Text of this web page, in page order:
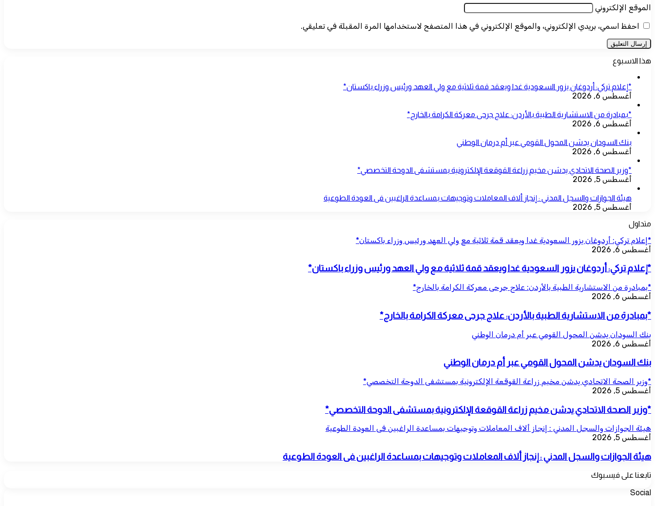
الموقع الإلكتروني
احفظ اسمي، بريدي الإلكتروني، والموقع الإلكتروني في هذا المتصفح لاستخدامها المرة المقبلة في تعليقي.
هذا الاسبوع
*إعلام تركي: أردوغان يزور السعودية غدا ويعقد قمة ثلاثية مع ولي العهد ورئيس وزراء باكستان*
أغسطس 6, 2026
*بمبادرة من الاستشارية الطبية بالأردن: علاج جرحى معركة الكرامة بالخارج*
أغسطس 6, 2026
بنك السودان يدشن المحول القومي عبر أم درمان الوطني
أغسطس 6, 2026
*وزير الصحة الاتحادي يدشن مخيم زراعة القوقعة الإلكترونية بمستشفى الدوحة التخصصي*
أغسطس 5, 2026
هيئة الجوازات والسجل المدني : إنجاز ألاف المعاملات وتوجيهات بمساعدة الراغبين فى العودة الطوعية
أغسطس 5, 2026
متداول
*إعلام تركي: أردوغان يزور السعودية غدا ويعقد قمة ثلاثية مع ولي العهد ورئيس وزراء باكستان*
أغسطس 6, 2026
*إعلام تركي: أردوغان يزور السعودية غدا ويعقد قمة ثلاثية مع ولي العهد ورئيس وزراء باكستان*
*بمبادرة من الاستشارية الطبية بالأردن: علاج جرحى معركة الكرامة بالخارج*
أغسطس 6, 2026
*بمبادرة من الاستشارية الطبية بالأردن: علاج جرحى معركة الكرامة بالخارج*
بنك السودان يدشن المحول القومي عبر أم درمان الوطني
أغسطس 6, 2026
بنك السودان يدشن المحول القومي عبر أم درمان الوطني
*وزير الصحة الاتحادي يدشن مخيم زراعة القوقعة الإلكترونية بمستشفى الدوحة التخصصي*
أغسطس 5, 2026
*وزير الصحة الاتحادي يدشن مخيم زراعة القوقعة الإلكترونية بمستشفى الدوحة التخصصي*
هيئة الجوازات والسجل المدني : إنجاز ألاف المعاملات وتوجيهات بمساعدة الراغبين فى العودة الطوعية
أغسطس 5, 2026
هيئة الجوازات والسجل المدني : إنجاز ألاف المعاملات وتوجيهات بمساعدة الراغبين فى العودة الطوعية
تابعنا على فيسبوك
Social